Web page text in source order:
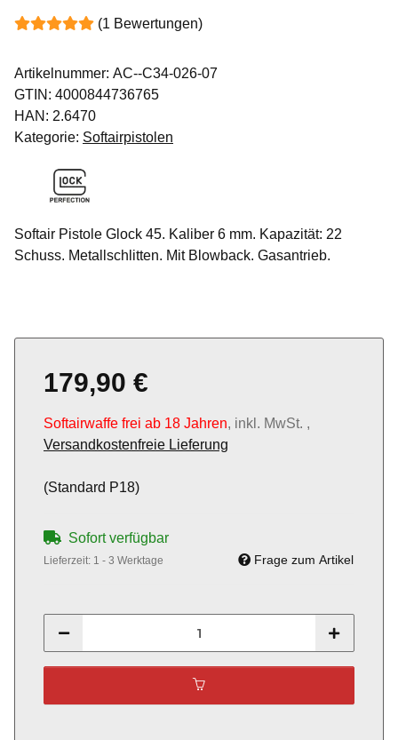
(1 Bewertungen)
Artikelnummer: AC--C34-026-07
GTIN: 4000844736765
HAN: 2.6470
Kategorie: Softairpistolen
Softair Pistole Glock 45. Kaliber 6 mm. Kapazität: 22
Schuss. Metallschlitten. Mit Blowback. Gasantrieb.
179,90 €
Softairwaffe frei ab 18 Jahren, inkl. MwSt. ,
Versandkostenfreie Lieferung
(Standard P18)
Sofort verfügbar
Lieferzeit: 1 - 3 Werktage Frage zum Artikel